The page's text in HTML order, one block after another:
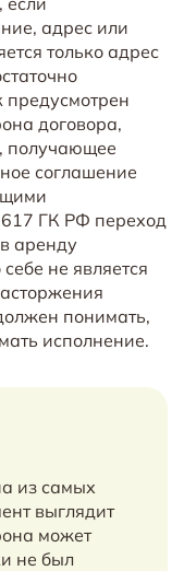
адрес или
только адрес
предусмотрен
договора,
получающее
соглашение
617 ГК РФ переход
аренду
не является
понимать,
исполнение.
из самых
выглядит
может
не был